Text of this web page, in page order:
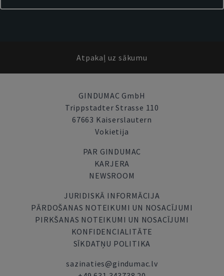
Atpakaļ uz sākumu
GINDUMAC GmbH
Trippstadter Strasse 110
67663 Kaiserslautern
Vokietija
PAR GINDUMAC
KARJERA
NEWSROOM
JURIDISKĀ INFORMĀCIJA
PĀRDOŠANAS NOTEIKUMI UN NOSACĪJUMI
PIRKŠANAS NOTEIKUMI UN NOSACĪJUMI
KONFIDENCIALITĀTE
SĪKDATŅU POLITIKA
sazinaties@gindumac.lv